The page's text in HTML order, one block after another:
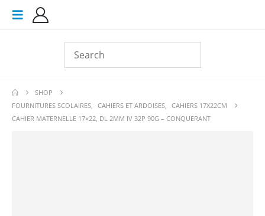
SHOP
FOURNITURES SCOLAIRES, CAHIERS ET ARDOISES, CAHIERS 17X22CM
CAHIER MATERNELLE 17×22, DL 2MM IV 32P 90G – CONQUERANT